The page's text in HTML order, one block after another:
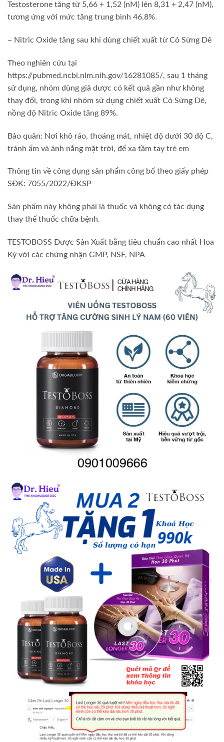
Testosterone tăng từ 5,66 + 1,52 (nM) lên 8,31 + 2,47 (nM),
tương ứng với mức tăng trung bình 46,8%.
– Nitric Oxide tăng sau khi dùng chiết xuất từ Cỏ Sừng Dê
Theo nghiên cứu tại
https://pubmed.ncbi.nlm.nih.gov/16281085/, sau 1 tháng
sử dụng, nhóm dùng giả dược có kết quả gần như không
thay đổi, trong khi nhóm sử dụng chiết xuất Cỏ Sừng Dê,
nồng độ Nitric Oxide tăng 89%.
Bảo quản: Nơi khô ráo, thoáng mát, nhiệt độ dưới 30 độ C,
tránh ẩm và ánh nắng mặt trời, để xa tầm tay trẻ em
Thông tin về công dụng sản phẩm công bố theo giấy phép
SĐK: 7055/2022/ĐKSP
Sản phẩm này không phải là thuốc và không có tác dụng
thay thế thuốc chữa bệnh.
TESTOBOSS Được Sản Xuất bằng tiêu chuẩn cao nhất Hoa
Kỳ với các chứng nhận GMP, NSF, NPA